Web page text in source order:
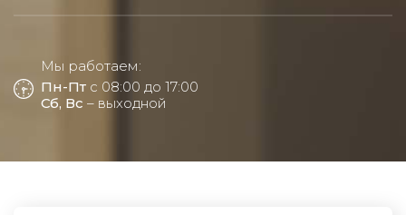
Мы работаем:
Пн-Пт с 08:00 до 17:00
Сб, Вс – выходной